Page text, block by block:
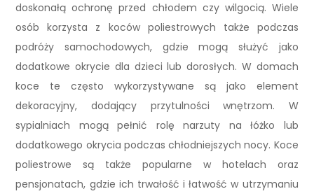
doskonałą ochronę przed chłodem czy wilgocią. Wiele
osób korzysta z koców poliestrowych także podczas
podróży samochodowych, gdzie mogą służyć jako
dodatkowe okrycie dla dzieci lub dorosłych. W domach
koce te często wykorzystywane są jako element
dekoracyjny, dodający przytulności wnętrzom. W
sypialniach mogą pełnić rolę narzuty na łóżko lub
dodatkowego okrycia podczas chłodniejszych nocy. Koce
poliestrowe są także popularne w hotelach oraz
pensjonatach, gdzie ich trwałość i łatwość w utrzymaniu